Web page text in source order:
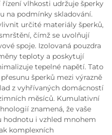
vlhkosti udržuje šperky
na podmínky skladování.
určité materiály šperků,
čímž se uvolňují
spoje. Izolovaná pouzdra
teploty a poskytují
tepelné napětí. Tato
šperků mezi výrazně
z vyhřívaných domácností
měsíců. Kumulativní
znamená, že vaše
hodnotu i vzhled mnohem
komplexních